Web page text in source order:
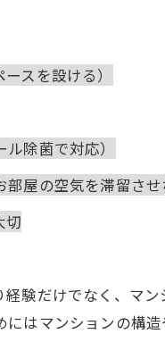
スを設ける）
除菌で対応）
屋の空気を滞留させ
切
験だけでなく、マ
はマンションの構